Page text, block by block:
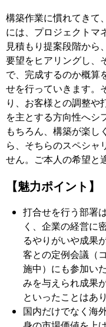
構築作業に慣れてきて
には、プロジェクトマ
見積もり提案段階から
要望をヒアリングし、
で、完成するのか概算
せを行っていきます。
り、お客様との調整や
を主とする方向性へシ
もちろん、構築が楽し
ら、そちらのスペシャ
せん。ご本人の希望と
【魅力ポイント】
打合せを行う部署
く、企業の経営に
るやりがいや成果
客との定例会議（
施中）にも参加い
みを与えられ成果
といったことはあ
国内だけでなく海